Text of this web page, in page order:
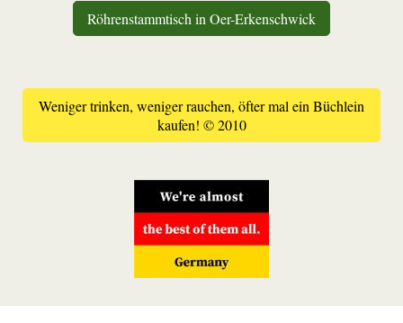
Röhrenstammtisch in Oer-Erkenschwick
Weniger trinken, weniger rauchen, öfter mal ein Büchlein
kaufen! © 2010